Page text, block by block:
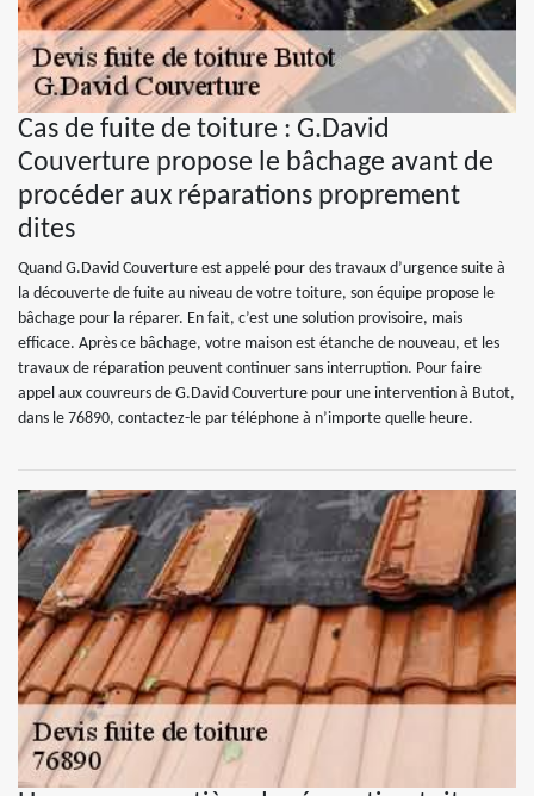
Cas de fuite de toiture : G.David
Couverture propose le bâchage avant de
procéder aux réparations proprement
dites
Quand G.David Couverture est appelé pour des travaux d’urgence suite à
la découverte de fuite au niveau de votre toiture, son équipe propose le
bâchage pour la réparer. En fait, c’est une solution provisoire, mais
efficace. Après ce bâchage, votre maison est étanche de nouveau, et les
travaux de réparation peuvent continuer sans interruption. Pour faire
appel aux couvreurs de G.David Couverture pour une intervention à Butot,
dans le 76890, contactez-le par téléphone à n’importe quelle heure.